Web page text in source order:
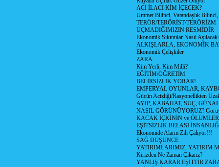
ACI İLACI KİM İÇECEK?
Ümmet Bilinci, Vatandaşlık
TERÖR/TERÖRİST/TERÖRİZM
UÇMADIĞIMIZIN RESMİDİR
Ekonomik Sıkıntılar Nasıl
ALKIŞLARLA, EKONOMİK
Ekonomik Çelişkiler
ZARA
Kim Yerli, Kim Milli?
EĞİTİM/ÖĞRETİM
BELİRSİZLİK YORAR!
EMPERYAL OYUNLAR,
Gücün Acizliği/Rasyonellikten
AYIP, KABAHAT, SUÇ,
NASIL GÖRÜNÜYORUZ?
KACAK İÇKİNİN ve
EŞİTSİZLİK BELASI
Ekonomide Alarm Zili Çalıyor!!!
SAĞ DÜŞÜNCE
YATIRIMLARIMIZ, YATIRIM
Kirizden Ne Zaman Çıkarız?
YANLIŞ KARAR EŞİTTİR